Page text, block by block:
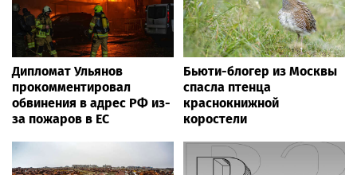
Дипломат Ульянов
прокомментировал
обвинения в адрес РФ из-
за пожаров в ЕС
Бьюти-блогер из Москвы
спасла птенца
краснокнижной
коростели